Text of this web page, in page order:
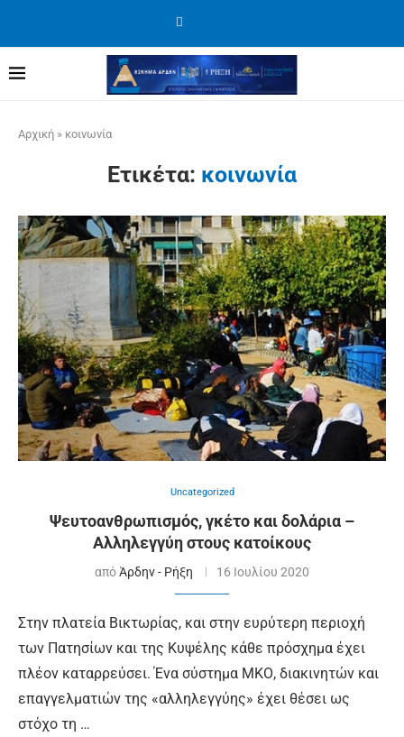
Αρχική » κοινωνία
Ετικέτα: κοινωνία
Uncategorized
Ψευτοανθρωπισμός, γκέτο και δολάρια –
Αλληλεγγύη στους κατοίκους
απόΆρδην - Ρήξη 16 Ιουλίου 2020
Στην πλατεία Βικτωρίας, και στην ευρύτερη περιοχή
των Πατησίων και της Κυψέλης κάθε πρόσχημα έχει
πλέον καταρρεύσει. Ένα σύστημα ΜΚΟ, διακινητών και
επαγγελματιών της «αλληλεγγύης» έχει θέσει ως
στόχο τη …